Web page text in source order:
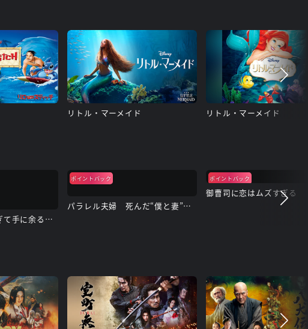
リトル・マーメイド リトル・マーメイド
北くんがかわいすぎて手に余るので、３人でシェアすることにしました。
ポイントバック
パラレル夫婦 死んだ“僕と妻”の真実
ポイントバック
御曹司に恋はムズすぎる